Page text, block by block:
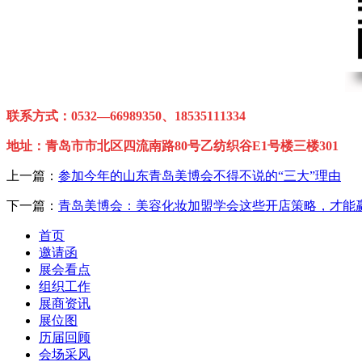
联系方式：0532—66989350、18535111334
地址：青岛市市北区四流南路80号乙纺织谷E1号楼三楼301
上一篇： 参加今年的山东青岛美博会不得不说的“三大”理由
下一篇： 青岛美博会：美容化妆加盟学会这些开店策略，才能
首页
邀请函
展会看点
组织工作
展商资讯
展位图
历届回顾
会场采风